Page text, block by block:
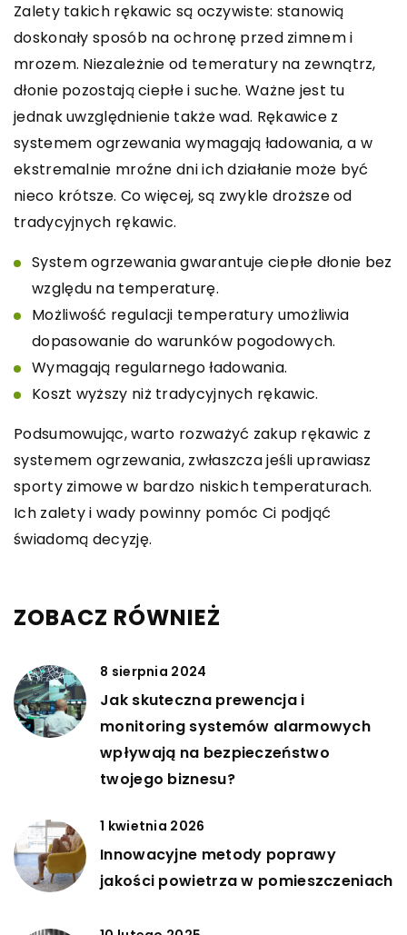
Zalety takich rękawic są oczywiste: stanowią
doskonały sposób na ochronę przed zimnem i
mrozem. Niezależnie od temeratury na zewnątrz,
dłonie pozostają ciepłe i suche. Ważne jest tu
jednak uwzględnienie także wad. Rękawice z
systemem ogrzewania wymagają ładowania, a w
ekstremalnie mroźne dni ich działanie może być
nieco krótsze. Co więcej, są zwykle droższe od
tradycyjnych rękawic.
System ogrzewania gwarantuje ciepłe dłonie bez
względu na temperaturę.
Możliwość regulacji temperatury umożliwia
dopasowanie do warunków pogodowych.
Wymagają regularnego ładowania.
Koszt wyższy niż tradycyjnych rękawic.
Podsumowując, warto rozważyć zakup rękawic z
systemem ogrzewania, zwłaszcza jeśli uprawiasz
sporty zimowe w bardzo niskich temperaturach.
Ich zalety i wady powinny pomóc Ci podjąć
świadomą decyzję.
ZOBACZ RÓWNIEŻ
8 sierpnia 2024
Jak skuteczna prewencja i
monitoring systemów alarmowych
wpływają na bezpieczeństwo
twojego biznesu?
1 kwietnia 2026
Innowacyjne metody poprawy
jakości powietrza w pomieszczeniach